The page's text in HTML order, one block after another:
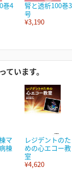
巻4
腎と透析100巻3
号
¥3,190
います。
マ
棟
レジデントのた
めの心エコー教
室
¥4,620